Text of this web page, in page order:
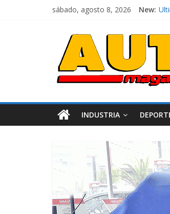
sábado, agosto 8, 2026 New:
La
INDUSTRIA